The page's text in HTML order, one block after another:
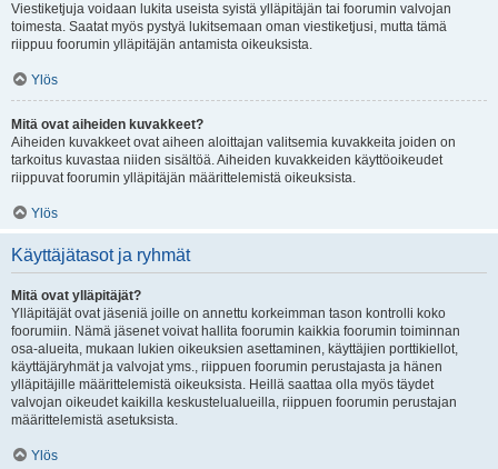
Viestiketjuja voidaan lukita useista syistä ylläpitäjän tai foorumin valvojan
toimesta. Saatat myös pystyä lukitsemaan oman viestiketjusi, mutta tämä
riippuu foorumin ylläpitäjän antamista oikeuksista.
Ylös
Mitä ovat aiheiden kuvakkeet?
Aiheiden kuvakkeet ovat aiheen aloittajan valitsemia kuvakkeita joiden on
tarkoitus kuvastaa niiden sisältöä. Aiheiden kuvakkeiden käyttöoikeudet
riippuvat foorumin ylläpitäjän määrittelemistä oikeuksista.
Ylös
Käyttäjätasot ja ryhmät
Mitä ovat ylläpitäjät?
Ylläpitäjät ovat jäseniä joille on annettu korkeimman tason kontrolli koko
foorumiin. Nämä jäsenet voivat hallita foorumin kaikkia foorumin toiminnan
osa-alueita, mukaan lukien oikeuksien asettaminen, käyttäjien porttikiellot,
käyttäjäryhmät ja valvojat yms., riippuen foorumin perustajasta ja hänen
ylläpitäjille määrittelemistä oikeuksista. Heillä saattaa olla myös täydet
valvojan oikeudet kaikilla keskustelualueilla, riippuen foorumin perustajan
määrittelemistä asetuksista.
Ylös